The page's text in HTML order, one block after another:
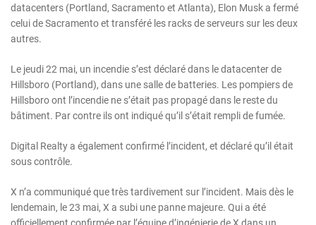
datacenters (Portland, Sacramento et Atlanta), Elon Musk a fermé
celui de Sacramento et transféré les racks de serveurs sur les deux
autres.
Le jeudi 22 mai, un incendie s’est déclaré dans le datacenter de
Hillsboro (Portland), dans une salle de batteries. Les pompiers de
Hillsboro ont l’incendie ne s’était pas propagé dans le reste du
bâtiment. Par contre ils ont indiqué qu’il s’était rempli de fumée.
Digital Realty a également confirmé l’incident, et déclaré qu’il était
sous contrôle.
X n’a communiqué que très tardivement sur l’incident. Mais dès le
lendemain, le 23 mai, X a subi une panne majeure. Qui a été